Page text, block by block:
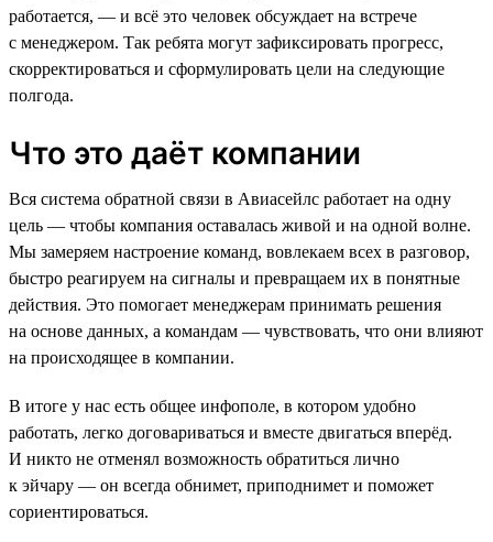
работается, — и всё это человек обсуждает на встрече
с менеджером. Так ребята могут зафиксировать прогресс,
скорректироваться и сформулировать цели на следующие
полгода.
Что это даёт компании
Вся система обратной связи в Авиасейлс работает на одну
цель — чтобы компания оставалась живой и на одной волне.
Мы замеряем настроение команд, вовлекаем всех в разговор,
быстро реагируем на сигналы и превращаем их в понятные
действия. Это помогает менеджерам принимать решения
на основе данных, а командам — чувствовать, что они влияют
на происходящее в компании.
В итоге у нас есть общее инфополе, в котором удобно
работать, легко договариваться и вместе двигаться вперёд.
И никто не отменял возможность обратиться лично
к эйчару — он всегда обнимет, приподнимет и поможет
сориентироваться.